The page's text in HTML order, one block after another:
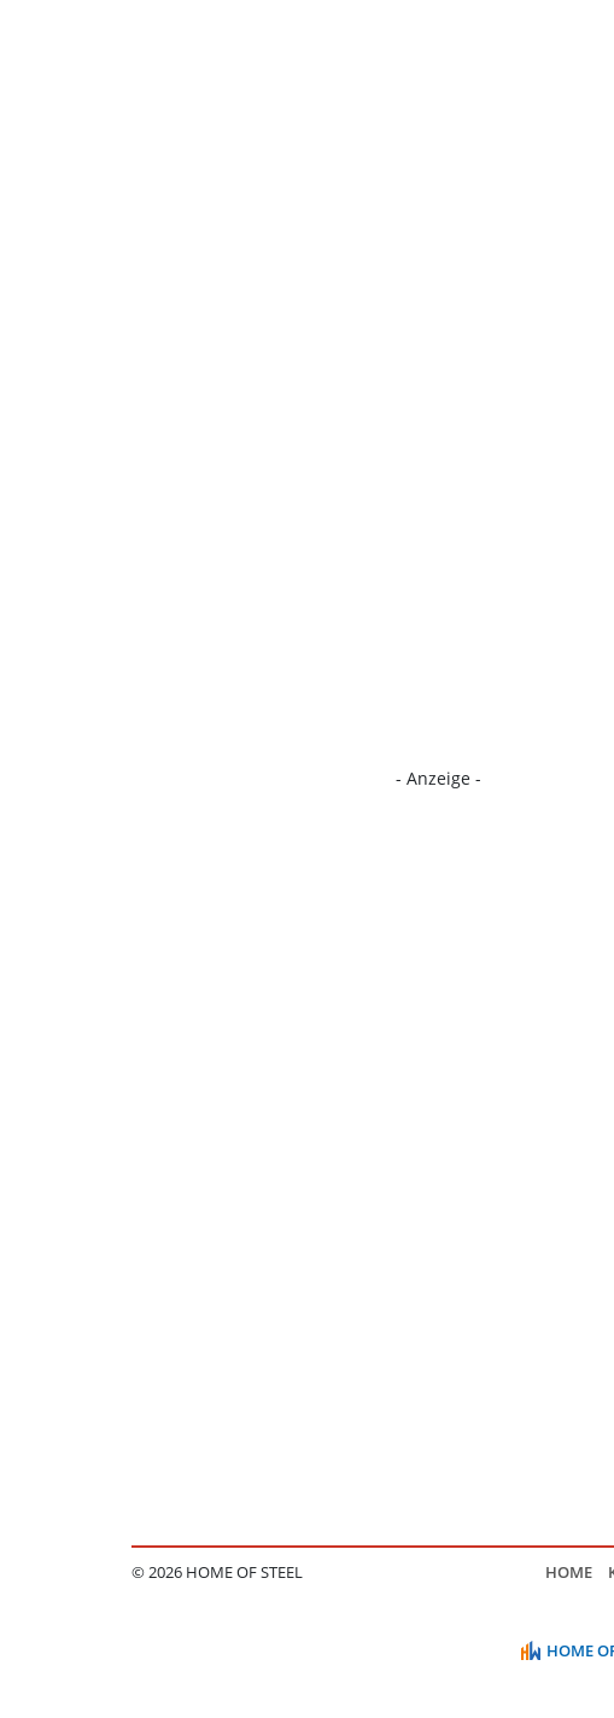
- Anzeige -
© 2026 HOME OF STEEL HOME
HOME